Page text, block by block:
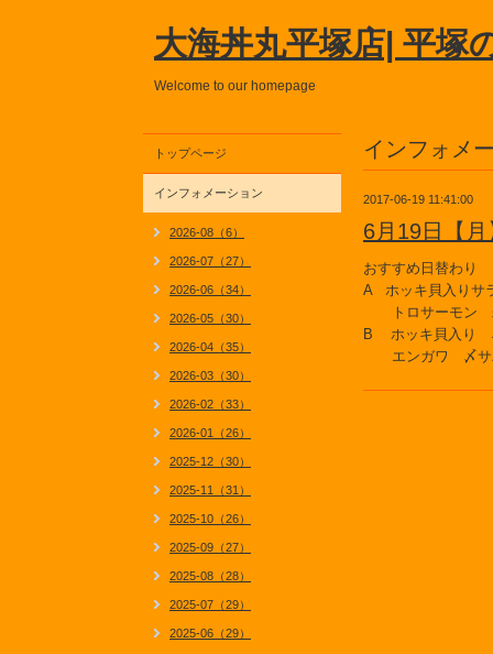
大海丼丸平塚店| 平塚
Welcome to our homepage
インフォメ
2017-06-19 11:41:00
6月19日【
おすすめ日替わり
A ホッキ貝入りサ
トロサーモン
B ホッキ貝入り
エンガワ 〆サ
トップページ
インフォメーション
2026-08（6）
2026-07（27）
2026-06（34）
2026-05（30）
2026-04（35）
2026-03（30）
2026-02（33）
2026-01（26）
2025-12（30）
2025-11（31）
2025-10（26）
2025-09（27）
2025-08（28）
2025-07（29）
2025-06（29）